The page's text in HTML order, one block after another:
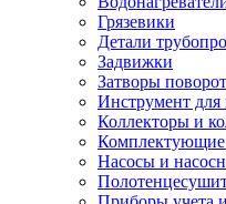
Грязевики
Детали
Задвижки
Затворы
Инструмент для
Коллекторы и
Комплектующие
Насосы и